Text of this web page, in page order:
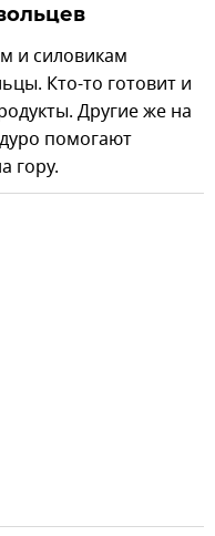
и силовикам
Кто-то готовит и
Другие же на
помогают
гору.